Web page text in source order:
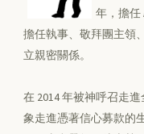
年，擔任
擔任執事、敬拜團主領
立親密關係。
在 2014 年被神呼召走
象走進憑著信心募款的